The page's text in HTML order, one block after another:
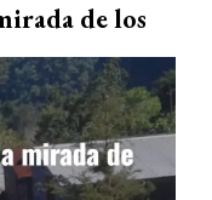
de los